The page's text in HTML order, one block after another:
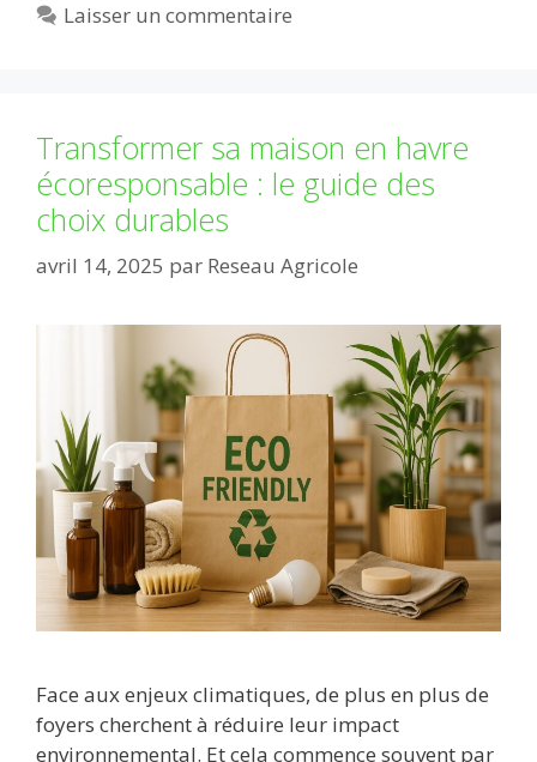
Laisser un commentaire
Transformer sa maison en havre
écoresponsable : le guide des
choix durables
avril 14, 2025 par Reseau Agricole
Face aux enjeux climatiques, de plus en plus de
foyers cherchent à réduire leur impact
environnemental. Et cela commence souvent par